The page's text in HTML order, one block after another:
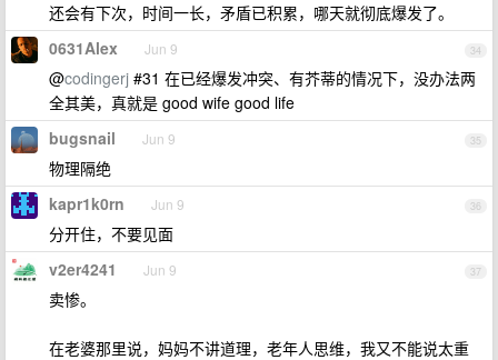
还会有下次，时间一长，矛盾已积累，哪天就彻底爆发了。
34
0631Alex Jun 9
@codingerj #31 在已经爆发冲突、有芥蒂的情况下，没办法两
全其美，真就是 good wife good life
35
bugsnail Jun 9
物理隔绝
36
kapr1k0rn Jun 9
分开住，不要见面
37
v2er4241 Jun 9
卖惨。
在老婆那里说，妈妈不讲道理，老年人思维，我又不能说太重